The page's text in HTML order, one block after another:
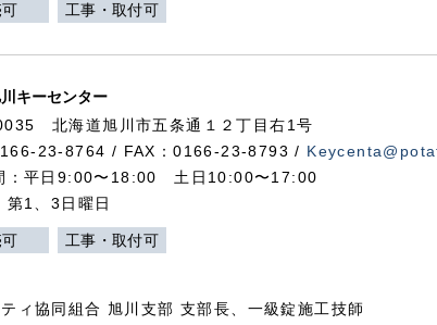
工事・取付可
川キーセンター
北海道旭川市五条通１２丁目右1号
23-8764 / FAX：0166-23-8793 /
：平日9:00〜18:00 土日10:00〜17:00
第1、3日曜日
工事・取付可
ィ協同組合 旭川支部 支部長、一級錠施工技師